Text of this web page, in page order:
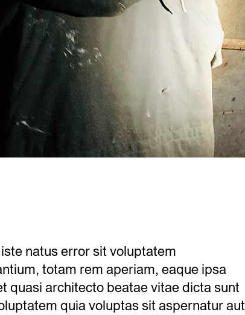
natus error sit voluptatem
totam rem aperiam, eaque ipsa
quasi architecto beatae vitae dicta sunt
quia voluptas sit aspernatur aut